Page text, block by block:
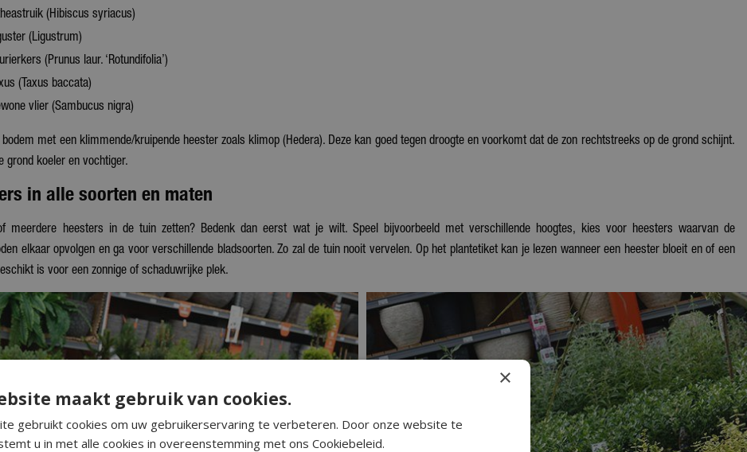
(Hibiscus syriacus)
(Ligustrum)
(Prunus laur. ‘Rotundifolia’)
(Taxus baccata)
vlier (Sambucus nigra)
bodem met een klimmende/kruipende heester zoals klimop (Hedera). Deze kan goed tegen droogte en voorkomt dat de zon rechtstreeks op de grond schijnt.
grond koeler en vochtiger.
in alle soorten en maten
meerdere heesters in de tuin zetten? Bedenk dan eerst wat je wilt. Speel bijvoorbeeld met verschillende hoogtes, kies voor heesters waarvan de
elkaar opvolgen en ga voor verschillende bladsoorten. Zo zal de tuin nooit vervelen. Op het plantetiket kan je lezen wanneer een heester bloeit en of een
is voor een zonnige of schaduwrijke plek.
×
maakt gebruik van cookies.
gebruikt cookies om uw gebruikerservaring te verbeteren. Door onze website te
u in met alle cookies in overeenstemming met ons Cookiebeleid.